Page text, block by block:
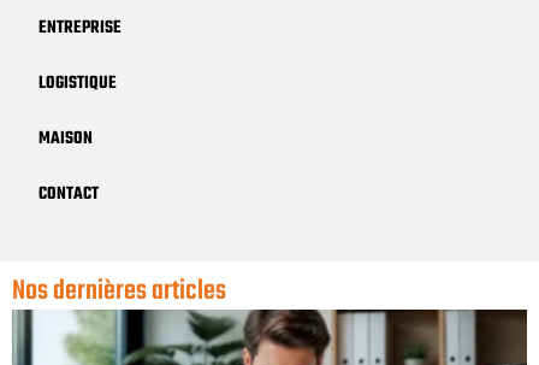
ENTREPRISE
LOGISTIQUE
MAISON
CONTACT
Nos dernières articles